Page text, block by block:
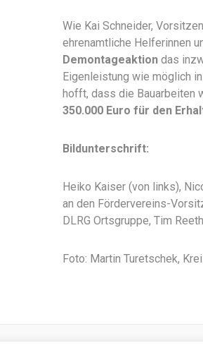
Wie Kai Schneider,
ehrenamtliche Helferinnen
Demontageaktion das
Eigenleistung wie möglich
hofft, dass die Bauarbeiten
350.000 Euro für den
Bildunterschrift:
Heiko Kaiser (von links),
an den Fördervereins-
DLRG Ortsgruppe, Tim
Foto: Martin Turetschek,